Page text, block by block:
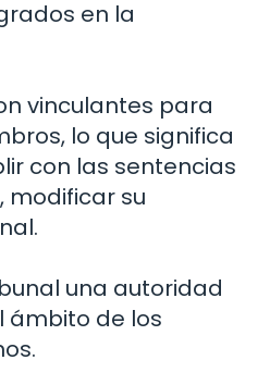
en la
vinculantes para
lo que significa
con las sentencias
modificar su
una autoridad
ámbito de los